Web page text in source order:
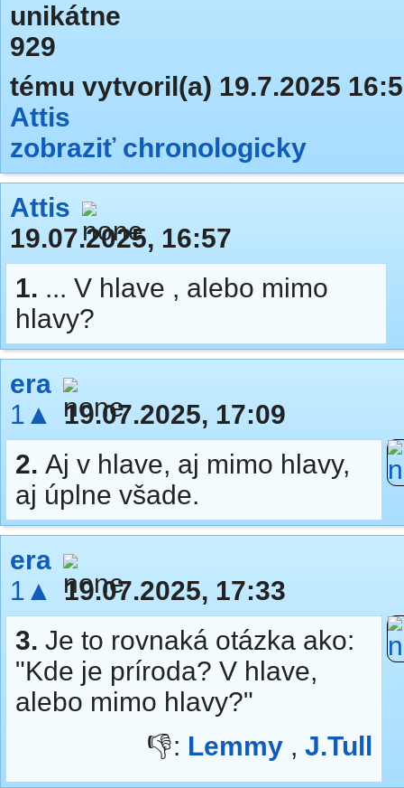
unikátne
929
tému vytvoril(a) 19.7.2025
Attis
zobraziť chronologicky
Attis
19.07.2025, 16:57
1. ... V hlave , alebo mimo
hlavy?
era
1▲
19.07.2025, 17:09
2. Aj v hlave, aj mimo hlavy,
aj úplne všade.
era
1▲
19.07.2025, 17:33
3. Je to rovnaká otázka ako:
"Kde je príroda? V hlave,
alebo mimo hlavy?"
👎: Lemmy , J.Tull